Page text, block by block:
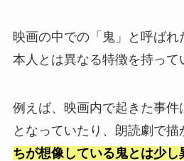
映画の中での「鬼」と呼ばれ
本人とは異なる特徴を持って
例えば、映画内で起きた事件
となっていたり、朗読劇で
ちが想像している鬼とは少し